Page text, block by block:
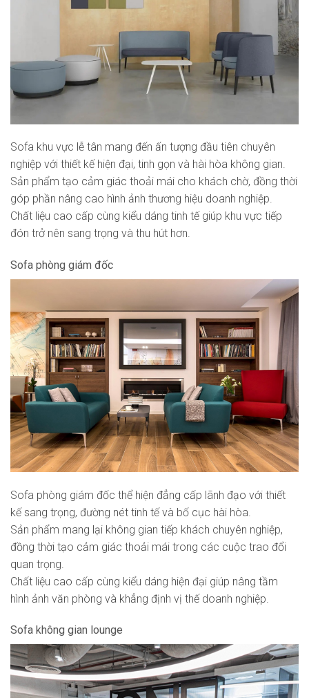
Sofa khu vực lễ tân mang đến ấn tượng đầu tiên chuyên
nghiệp với thiết kế hiện đại, tinh gọn và hài hòa không gian.
Sản phẩm tạo cảm giác thoải mái cho khách chờ, đồng thời
góp phần nâng cao hình ảnh thương hiệu doanh nghiệp.
Chất liệu cao cấp cùng kiểu dáng tinh tế giúp khu vực tiếp
đón trở nên sang trọng và thu hút hơn.
Sofa phòng giám đốc
Sofa phòng giám đốc thể hiện đẳng cấp lãnh đạo với thiết
kế sang trọng, đường nét tinh tế và bố cục hài hòa.
Sản phẩm mang lại không gian tiếp khách chuyên nghiệp,
đồng thời tạo cảm giác thoải mái trong các cuộc trao đổi
quan trọng.
Chất liệu cao cấp cùng kiểu dáng hiện đại giúp nâng tầm
hình ảnh văn phòng và khẳng định vị thế doanh nghiệp.
Sofa không gian lounge